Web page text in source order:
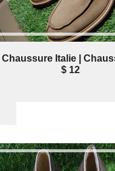
Chaussure Italie |
$ 12